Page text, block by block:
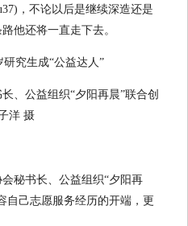
，不论以后是继续深造还是
他还将一直走下去。
、公益组织“夕阳再晨”联合创
洋 摄
秘书长、公益组织“夕阳再
自己志愿服务经历的开端，更